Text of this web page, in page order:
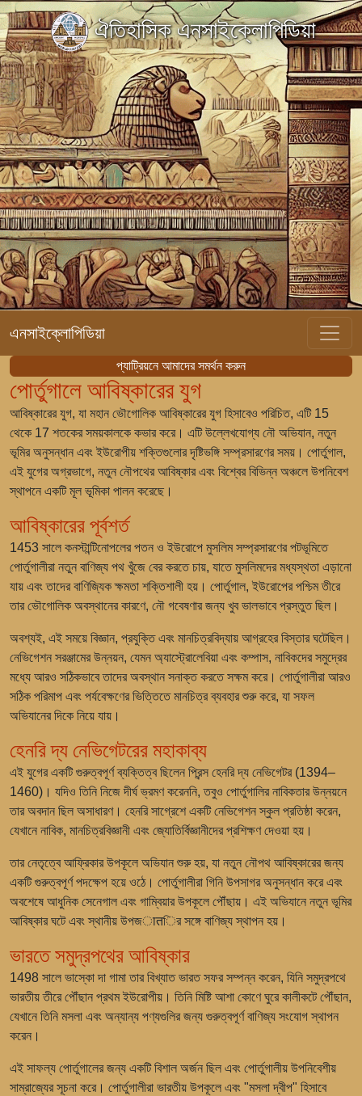
ঐতিহাসিক এনসাইক্লোপিডিয়া
এনসাইক্লোপিডিয়া
প্যাট্রিয়নে আমাদের সমর্থন করুন
পোর্তুগালে আবিষ্কারের যুগ
আবিষ্কারের যুগ, যা মহান ভৌগোলিক আবিষ্কারের যুগ হিসাবেও পরিচিত, এটি 15
থেকে 17 শতকের সময়কালকে কভার করে। এটি উল্লেখযোগ্য নৌ অভিযান, নতুন
ভূমির অনুসন্ধান এবং ইউরোপীয় শক্তিগুলোর দৃষ্টিভঙ্গি সম্প্রসারণের সময়। পোর্তুগাল,
এই যুগের অগ্রভাগে, নতুন নৌপথের আবিষ্কার এবং বিশ্বের বিভিন্ন অঞ্চলে উপনিবেশ
স্থাপনে একটি মূল ভূমিকা পালন করেছে।
আবিষ্কারের পূর্বশর্ত
1453 সালে কনস্টান্টিনোপলের পতন ও ইউরোপে মুসলিম সম্প্রসারণের পটভূমিতে
পোর্তুগালীরা নতুন বাণিজ্য পথ খুঁজে বের করতে চায়, যাতে মুসলিমদের মধ্যস্থতা এড়ানো
যায় এবং তাদের বাণিজ্যিক ক্ষমতা শক্তিশালী হয়। পোর্তুগাল, ইউরোপের পশ্চিম তীরে
তার ভৌগোলিক অবস্থানের কারণে, নৌ গবেষণার জন্য খুব ভালভাবে প্রস্তুত ছিল।
অবশ্যই, এই সময়ে বিজ্ঞান, প্রযুক্তি এবং মানচিত্রবিদ্যায় আগ্রহের বিস্তার ঘটেছিল।
নেভিগেশন সরঞ্জামের উন্নয়ন, যেমন অ্যাস্ট্রোলেবিয়া এবং কম্পাস, নাবিকদের সমুদ্রের
মধ্যে আরও সঠিকভাবে তাদের অবস্থান সনাক্ত করতে সক্ষম করে। পোর্তুগালীরা আরও
সঠিক পরিমাপ এবং পর্যবেক্ষণের ভিত্তিতে মানচিত্র ব্যবহার শুরু করে, যা সফল
অভিযানের দিকে নিয়ে যায়।
হেনরি দ্য নেভিগেটরের মহাকাব্য
এই যুগের একটি গুরুত্বপূর্ণ ব্যক্তিত্ব ছিলেন প্রিন্স হেনরি দ্য নেভিগেটর (1394–
1460)। যদিও তিনি নিজে দীর্ঘ ভ্রমণ করেননি, তবুও পোর্তুগালির নাবিকতার উন্নয়নে
তার অবদান ছিল অসাধারণ। হেনরি সাগ্রেশে একটি নেভিগেশন স্কুল প্রতিষ্ঠা করেন,
যেখানে নাবিক, মানচিত্রবিজ্ঞানী এবং জ্যোতির্বিজ্ঞানীদের প্রশিক্ষণ দেওয়া হয়।
তার নেতৃত্বে আফ্রিকার উপকূলে অভিযান শুরু হয়, যা নতুন নৌপথ আবিষ্কারের জন্য
একটি গুরুত্বপূর্ণ পদক্ষেপ হয়ে ওঠে। পোর্তুগালীরা গিনি উপসাগর অনুসন্ধান করে এবং
অবশেষে আধুনিক সেনেগাল এবং গাম্বিয়ার উপকূলে পৌঁছায়। এই অভিযানে নতুন ভূমির
আবিষ্কার ঘটে এবং স্থানীয় উপজातির সঙ্গে বাণিজ্য স্থাপন হয়।
ভারতে সমুদ্রপথের আবিষ্কার
1498 সালে ভাস্কো দা গামা তার বিখ্যাত ভারত সফর সম্পন্ন করেন, যিনি সমুদ্রপথে
ভারতীয় তীরে পৌঁছান প্রথম ইউরোপীয়। তিনি মিষ্টি আশা কোণে ঘুরে কালীকটে পৌঁছান,
যেখানে তিনি মসলা এবং অন্যান্য পণ্যগুলির জন্য গুরুত্বপূর্ণ বাণিজ্য সংযোগ স্থাপন
করেন।
এই সাফল্য পোর্তুগালের জন্য একটি বিশাল অর্জন ছিল এবং পোর্তুগালীয় উপনিবেশীয়
সাম্রাজ্যের সূচনা করে। পোর্তুগালীরা ভারতীয় উপকূলে এবং "মসলা দ্বীপ" হিসাবে